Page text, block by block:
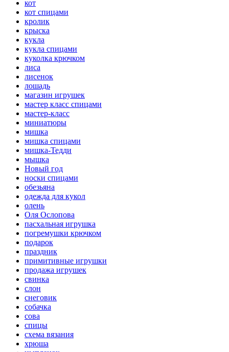
кот
кот спицами
кролик
крыска
кукла
кукла спицами
куколка крючком
лиса
лисенок
лошадь
магазин игрушек
мастер класс спицами
мастер-класс
миниатюры
мишка
мишка спицами
мишка-Тедди
мышка
Новый год
носки спицами
обезьяна
одежда для кукол
олень
Оля Ослопова
пасхальная игрушка
погремушки крючком
подарок
праздник
примитивные игрушки
продажа игрушек
свинка
слон
снеговик
собачка
сова
спицы
схема вязания
хрюша